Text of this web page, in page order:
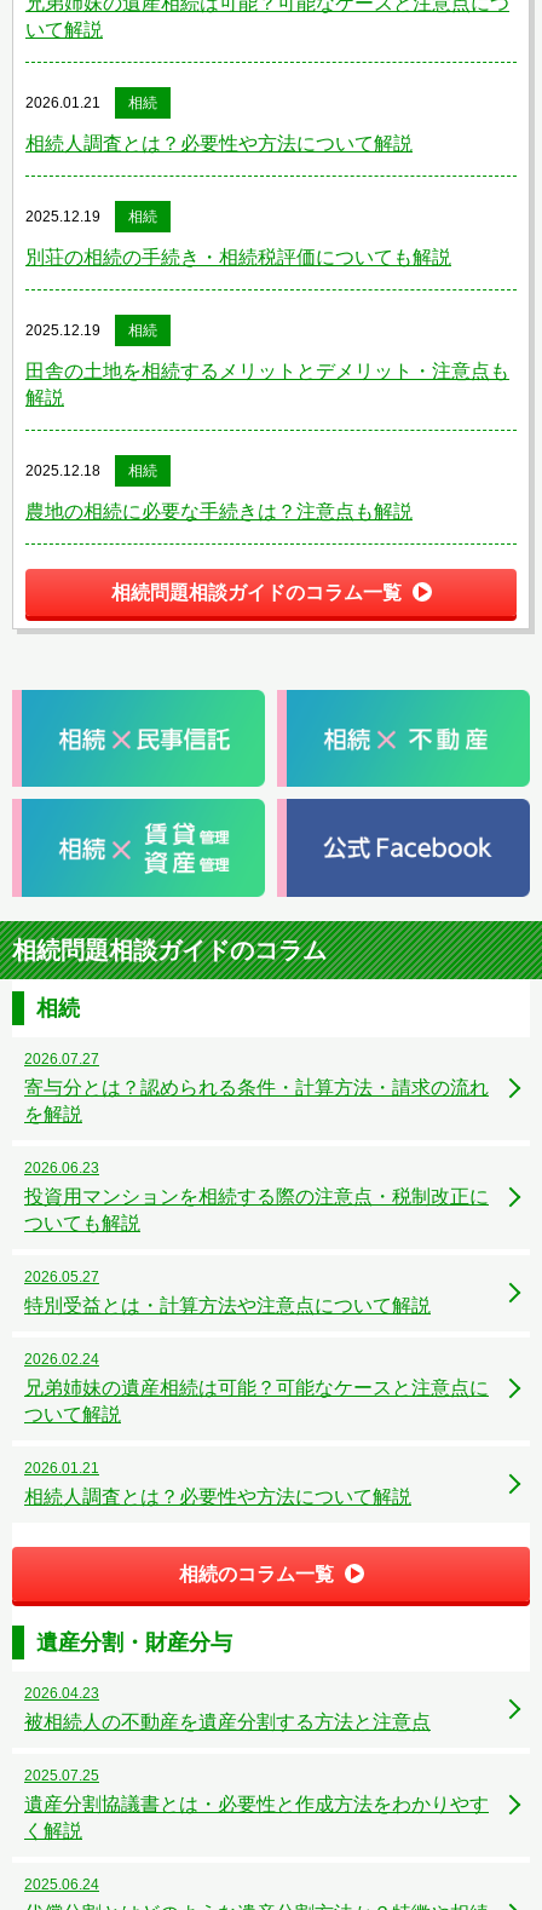
いて解説
2026.01.21 相続
相続人調査とは？必要性や方法について解説
2025.12.19 相続
別荘の相続の手続き・相続税評価についても解説
2025.12.19 相続
田舎の土地を相続するメリットとデメリット・注意点も
解説
2025.12.18 相続
農地の相続に必要な手続きは？注意点も解説
相続問題相談ガイドのコラム一覧
相続問題相談ガイドのコラム
相続
2026.07.27
寄与分とは？認められる条件・計算方法・請求の流れ
を解説
2026.06.23
投資用マンションを相続する際の注意点・税制改正に
ついても解説
2026.05.27
特別受益とは・計算方法や注意点について解説
2026.02.24
兄弟姉妹の遺産相続は可能？可能なケースと注意点に
ついて解説
2026.01.21
相続人調査とは？必要性や方法について解説
相続のコラム一覧
遺産分割・財産分与
2026.04.23
被相続人の不動産を遺産分割する方法と注意点
2025.07.25
遺産分割協議書とは・必要性と作成方法をわかりやす
く解説
2025.06.24